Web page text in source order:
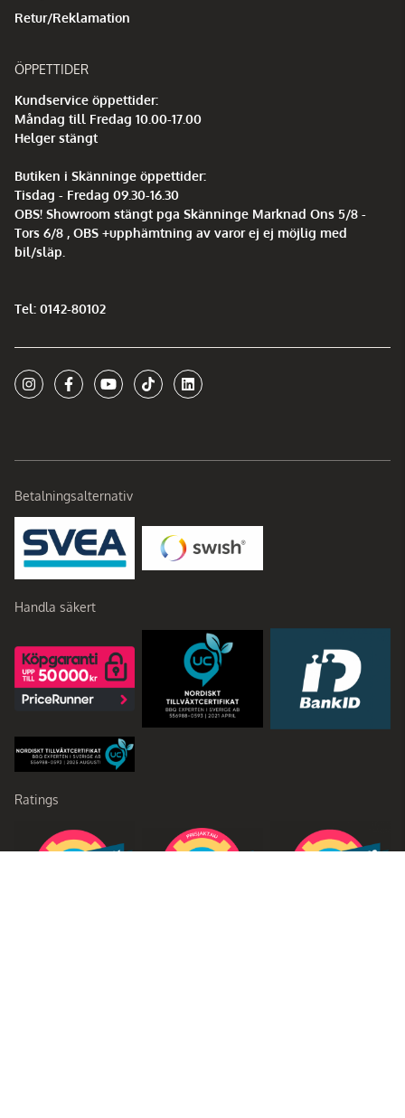
Retur/Reklamation
ÖPPETTIDER
Kundservice öppettider:
Måndag till Fredag 10.00-17.00
Helger stängt
Butiken i Skänninge öppettider:
Tisdag - Fredag 09.30-16.30
OBS! Showroom stängt pga Skänninge Marknad Ons 5/8 -
Tors 6/8 , OBS +upphämtning av varor ej ej möjlig med
bil/släp.
Tel: 0142-80102
Betalningsalternativ
Handla säkert
Ratings